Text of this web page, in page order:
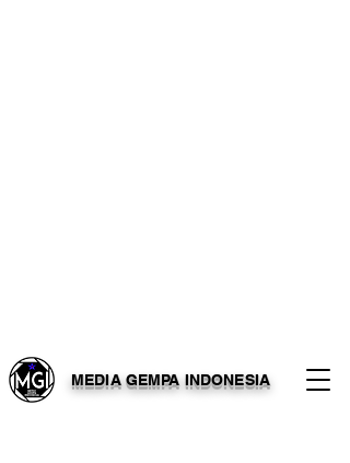
MEDIA GEMPA INDONESIA